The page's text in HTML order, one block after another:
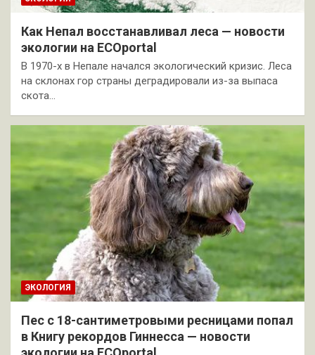
Как Непал восстанавливал леса — новости
экологии на ECOportal
В 1970-х в Непале начался экологический кризис. Леса
на склонах гор страны деградировали из-за выпаса
скота…
ЭКОЛОГИЯ
Пес с 18-сантиметровыми ресницами попал
в Книгу рекордов Гиннесса — новости